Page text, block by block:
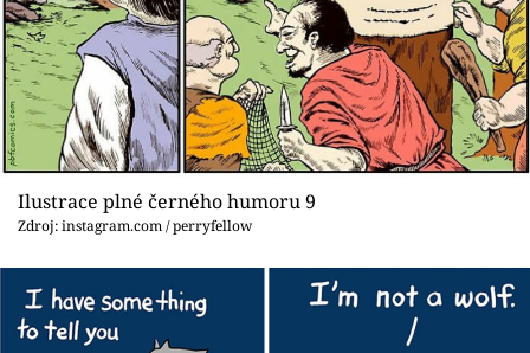
Ilustrace plné černého humoru 9
Zdroj: instagram.com / perryfellow